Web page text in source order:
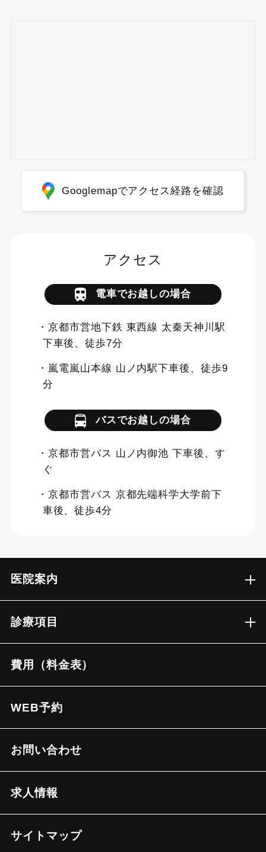
Googlemapでアクセス経路を確認
アクセス
電車でお越しの場合
・京都市営地下鉄 東西線 太秦天神川駅
下車後、徒歩7分
・嵐電嵐山本線 山ノ内駅下車後、徒歩9
分
バスでお越しの場合
・京都市営バス 山ノ内御池 下車後、す
ぐ
・京都市営バス 京都先端科学大学前下
車後、徒歩4分
医院案内
診療項目
費用（料金表）
WEB予約
お問い合わせ
求人情報
サイトマップ